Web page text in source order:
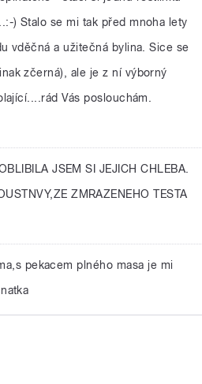
) Stalo se mi tak před mnoha lety
vděčná a užitečná bylina. Sice se
zčerná), ale je z ní výborný
Vás poslouchám.
JSEM SI JEJICH CHLEBA.
ZMRAZENEHO TESTA
pekacem plného masa je mi